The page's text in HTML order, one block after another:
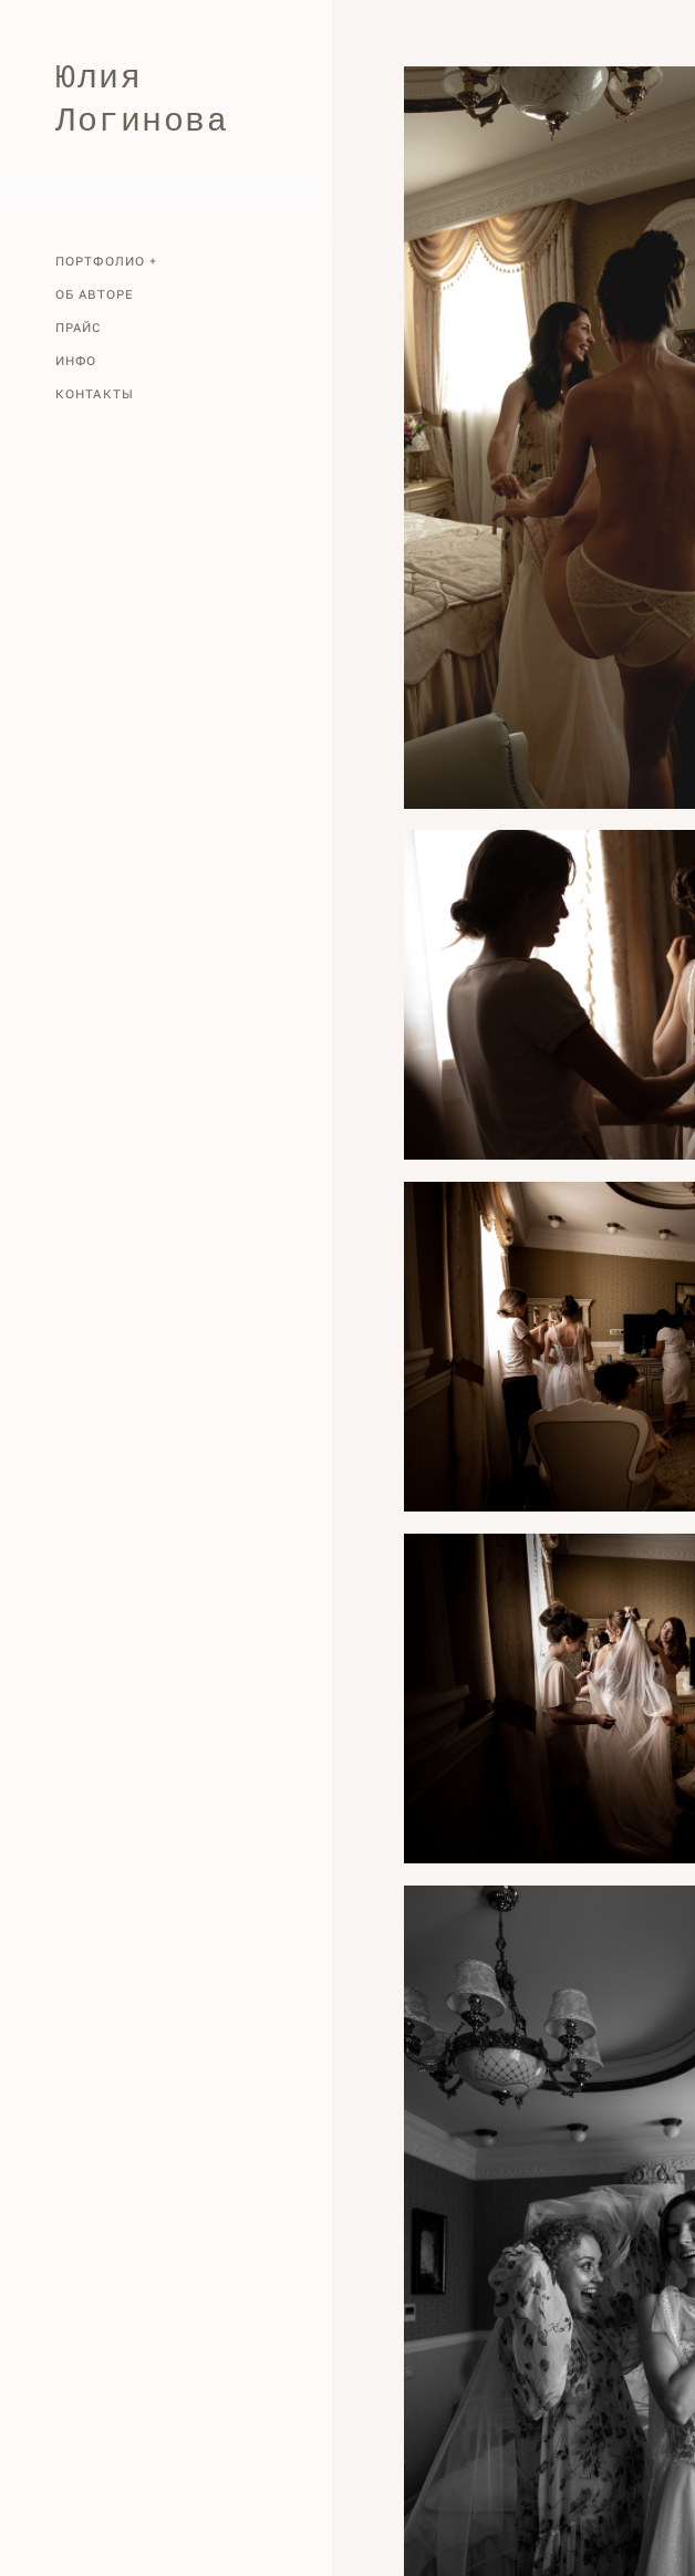
Юлия
Логинова
ПОРТФОЛИО +
ОБ АВТОРЕ
ПРАЙС
ИНФО
КОНТАКТЫ